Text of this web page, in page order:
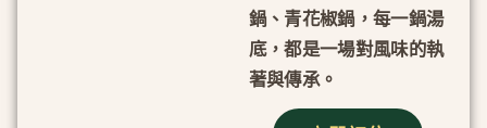
鍋、青花椒鍋，每一鍋湯
底，都是一場對風味的執
著與傳承。